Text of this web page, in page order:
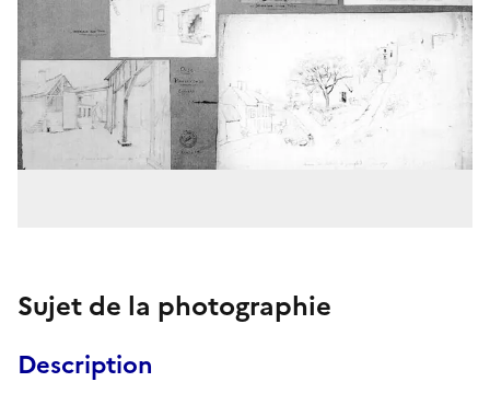
Sujet de la photographie
Description